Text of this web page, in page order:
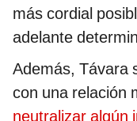
más cordial
adelante
Además, Távara
con una relación
neutralizar algún